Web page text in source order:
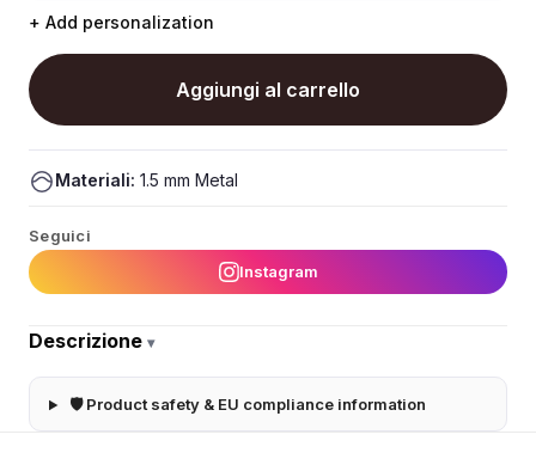
+ Add personalization
Aggiungi al carrello
Materiali: 1.5 mm Metal
Seguici
Instagram
Descrizione ▾
🛡 Product safety & EU compliance information